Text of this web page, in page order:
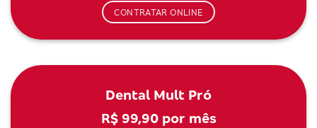
CONTRATAR ONLINE
Dental Mult Pró
R$ 99,90 por mês